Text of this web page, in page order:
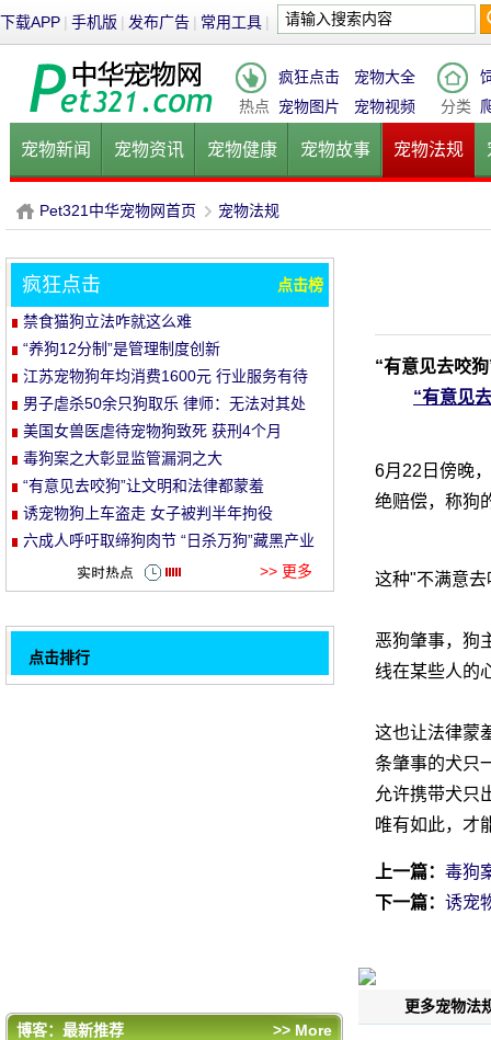
下载APP | 手机版 | 发布广告 | 常用工具 |
热点
疯狂点击
宠物大全
宠物图片
宠物视频 分类
宠物新闻 宠物资讯 宠物健康 宠物故事 宠物法规
健康饮食 宠物美容 宠物医院
P
et
Pet321中华宠物网首页
›
宠物法规
“有意见去咬
“有意见
6月22日傍晚
绝赔偿，称狗
这种"不满意
恶狗肇事，狗
线在某些人的
这也让法律蒙
条肇事的犬只
允许携带犬只
唯有如此，才
上一篇： 毒狗
下一篇： 诱宠
更多宠物法
疯狂点击 点击榜
禁食猫狗立法咋就这么难
“养狗12分制”是管理制度创新
江苏宠物狗年均消费1600元 行业服务有待
规范
男子虐杀50余只狗取乐 律师：无法对其处
罚
美国女兽医虐待宠物狗致死 获刑4个月
毒狗案之大彰显监管漏洞之大
“有意见去咬狗”让文明和法律都蒙羞
诱宠物狗上车盗走 女子被判半年拘役
六成人呼吁取缔狗肉节 “日杀万狗”藏黑产业
>> 更多
点击排行
“养狗12分制”是管理制度创新
博客：最新推荐 >> More